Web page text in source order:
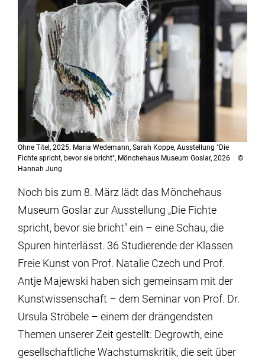
meinstudium
Ohne Titel, 2025. Maria Wedemann, Sarah Koppe, Ausstellung "Die
Fichte spricht, bevor sie bricht", Mönchehaus Museum Goslar, 2026
©
Hannah Jung
Noch bis zum 8. März lädt das Mönchehaus
Museum Goslar zur Ausstellung „Die Fichte
spricht, bevor sie bricht" ein – eine Schau, die
Spuren hinterlässt. 36 Studierende der Klassen
Freie Kunst von Prof. Natalie Czech und Prof.
Antje Majewski haben sich gemeinsam mit der
Kunstwissenschaft – dem Seminar von Prof. Dr.
Ursula Ströbele – einem der drängendsten
Themen unserer Zeit gestellt: Degrowth, eine
gesellschaftliche Wachstumskritik, die seit über